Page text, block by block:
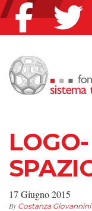
LOGO-
17 Giugno 2015
By Costanza Giovannini